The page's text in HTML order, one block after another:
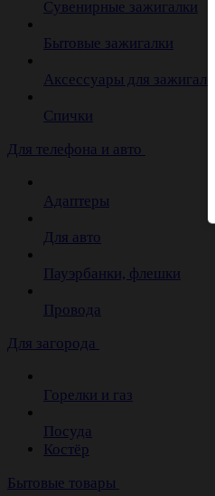
Сувенирные зажигалки
Бытовые зажигалки
Аксессуары для зажигалок
Спички
Для телефона и авто
Адаптеры
Для авто
Пауэрбанки, флешки
Провода
Для загорода
Горелки и газ
Посуда
Костёр
Бытовые товары